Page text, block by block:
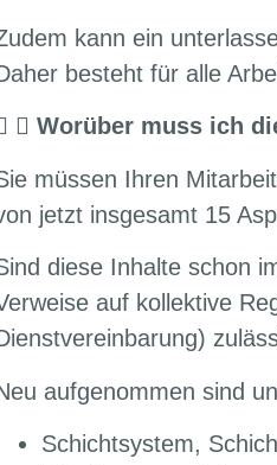
kann ein
besteht für alle
Worüber muss ich
müssen Ihren
jetzt insgesamt 15
diese Inhalte schon
auf kollektive
aufgenommen sind
Schichtsystem,